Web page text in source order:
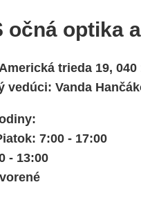
očná optika
trieda 19,
vedúci: Vanda
7:00 - 17:00
- 13:00